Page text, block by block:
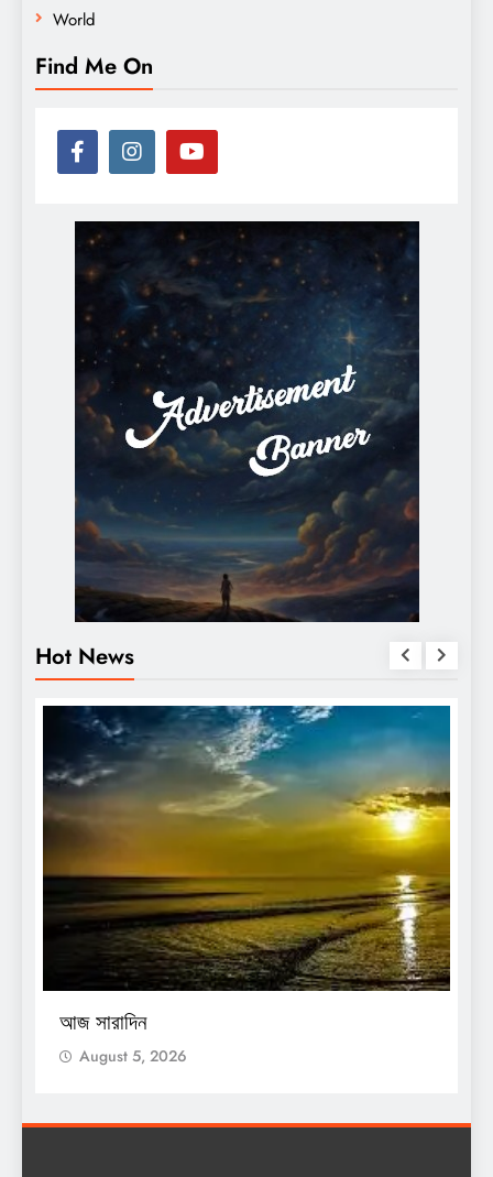
World
Find Me On
Hot News
আজ সারাদিন
August 5, 2026